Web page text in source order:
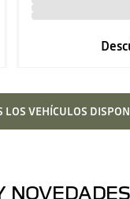
LOS VEHÍCULOS